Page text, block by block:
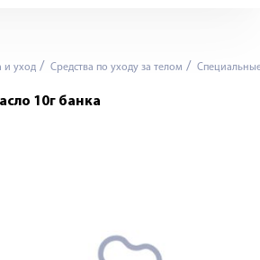
и уход Средства по уходу за телом
10г банка